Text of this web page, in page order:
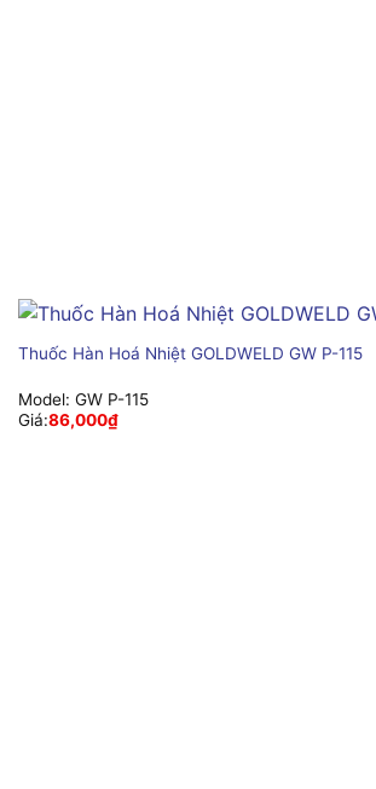
Thuốc Hàn Hoá Nhiệt GOLDWELD GW P-115
Model: GW P-115
Giá:86,000₫